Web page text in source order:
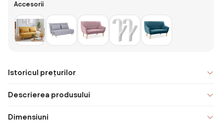
Accesorii
Istoricul prețurilor
Descrierea produsului
Dimensiuni